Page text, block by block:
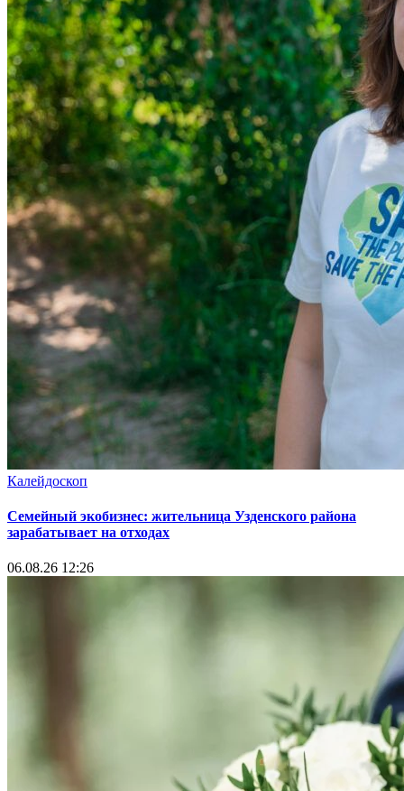
Калейдоскоп
Семейный экобизнес: жительница Узденского района
зарабатывает на отходах
06.08.26 12:26